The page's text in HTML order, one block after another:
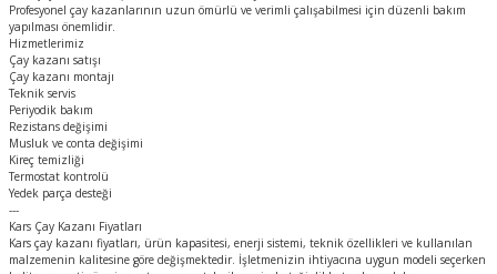
Profesyonel çay kazanlarının uzun ömürlü ve verimli çalışabilmesi için düzenli bakım
yapılması önemlidir.
Hizmetlerimiz
Çay kazanı satışı
Çay kazanı montajı
Teknik servis
Periyodik bakım
Rezistans değişimi
Musluk ve conta değişimi
Kireç temizliği
Termostat kontrolü
Yedek parça desteği
---
Kars Çay Kazanı Fiyatları
Kars çay kazanı fiyatları, ürün kapasitesi, enerji sistemi, teknik özellikleri ve kullanılan
malzemenin kalitesine göre değişmektedir. İşletmenizin ihtiyacına uygun modeli seçerken